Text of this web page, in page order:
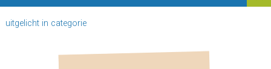
uitgelicht in categorie